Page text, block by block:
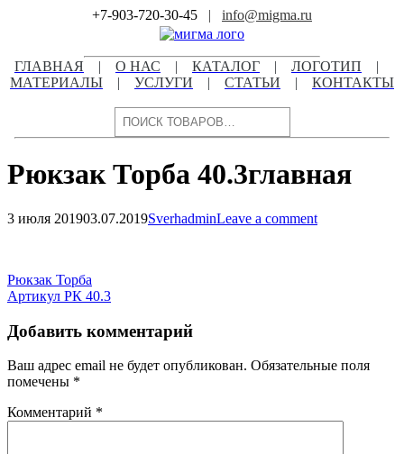
+7-903-720-30-45 | info@migma.ru
ГЛАВНАЯ | О НАС | КАТАЛОГ | ЛОГОТИП
|
МАТЕРИАЛЫ
| УСЛУГИ | СТАТЬИ | КОНТАКТЫ
Поиск
Рюкзак Торба 40.3главная
3 июля 201903.07.2019SverhadminLeave a comment
записям
Навигация
по
записям
Рюкзак Торба
Артикул РК 40.3
Добавить комментарий
Ваш адрес email не будет опубликован. Обязательные поля
помечены *
Комментарий *